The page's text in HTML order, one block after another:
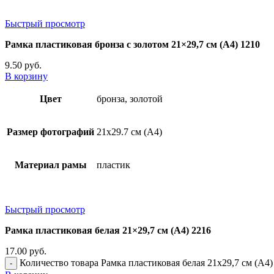
Быстрый просмотр
Рамка пластиковая бронза с золотом 21×29,7 см (А4) 1210
9.50 руб.
В корзину
Цвет бронза, золотой
Размер фотографий 21х29.7 см (А4)
Материал рамы пластик
Быстрый просмотр
Рамка пластиковая белая 21×29,7 см (А4) 2216
17.00 руб.
Количество товара Рамка пластиковая белая 21x29,7 см